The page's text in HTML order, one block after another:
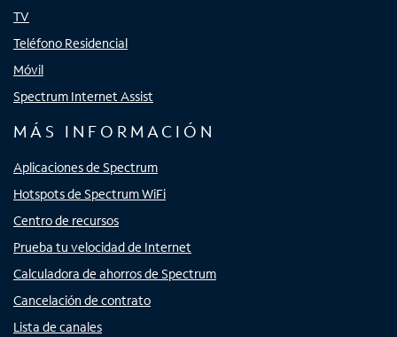
TV
Teléfono Residencial
Móvil
Spectrum Internet Assist
MÁS INFORMACIÓN
Aplicaciones de Spectrum
Hotspots de Spectrum WiFi
Centro de recursos
Prueba tu velocidad de Internet
Calculadora de ahorros de Spectrum
Cancelación de contrato
Lista de canales